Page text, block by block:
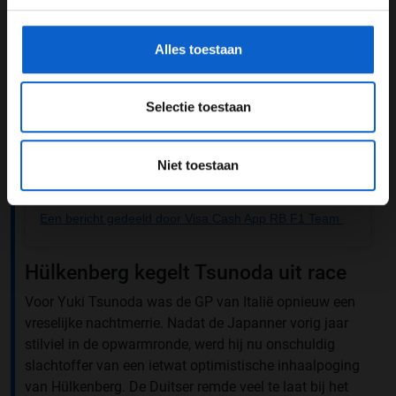
Alles toestaan
Selectie toestaan
Niet toestaan
Hülkenberg kegelt Tsunoda uit race
Voor Yuki Tsunoda was de GP van Italië opnieuw een
vreselijke nachtmerrie. Nadat de Japanner vorig jaar
stilviel in de opwarmronde, werd hij nu onschuldig
slachtoffer van een ietwat optimistische inhaalpoging
van Hülkenberg. De Duitser remde veel te laat bij het
gegevensgebruik en -bescherming.